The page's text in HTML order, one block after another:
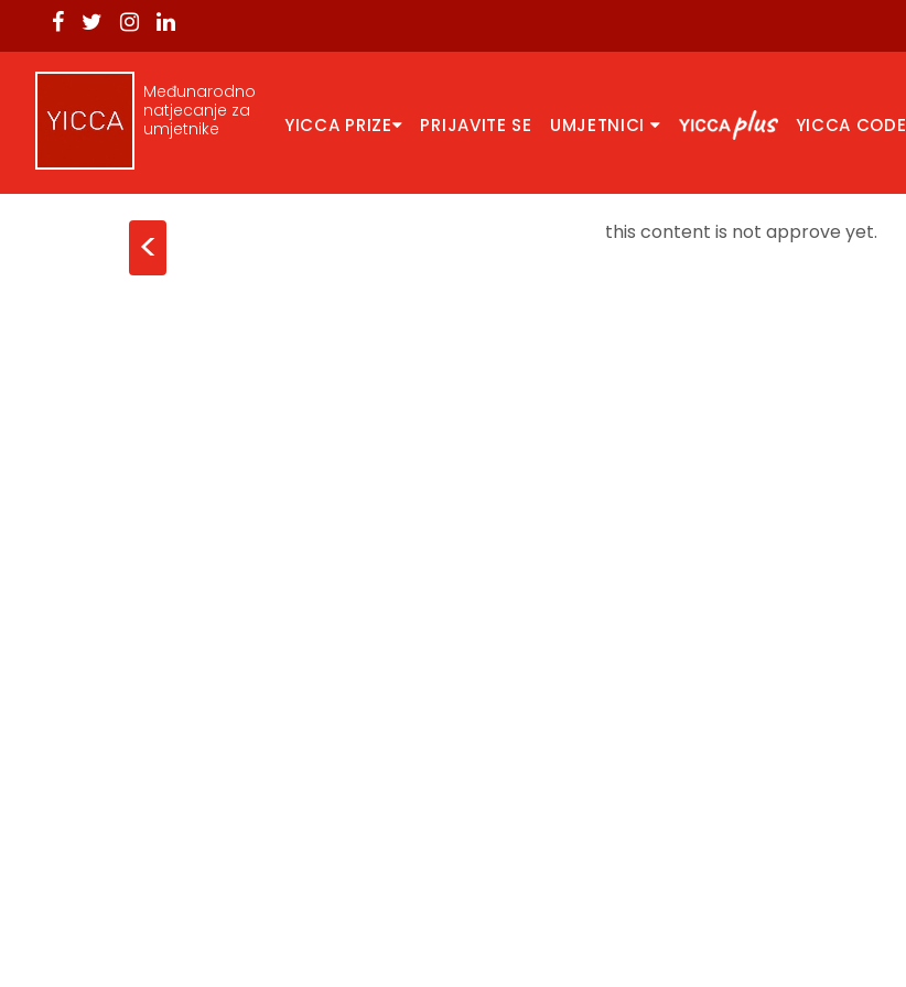
Međunarodno
natjecanje za
umjetnike
YICCA PRIZE PRIJAVITE SE UMJETNICI YICCA CODE
< this content is not approve yet.